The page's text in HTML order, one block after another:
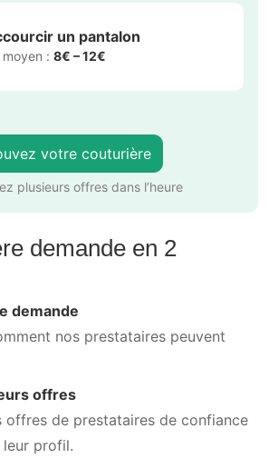
un pantalon
moyen : 8€ – 12€
votre couturière
plusieurs offres dans l’heure
demande en 2
demande
nos prestataires peuvent
offres
offres de prestataires de confiance
profil.